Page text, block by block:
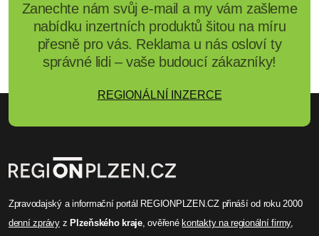
Zanechte nám svůj e-mail a my vám zašleme
nabídku inzertních produktů šitou na míru
přesně pro vás. Reklama u nás osloví ty
správné lidi – vaše budoucí zákazníky!
REGIONÁLNÍ INZERCE
Zpravodajský a informační portál REGIONPLZEN.CZ přináší od roku 2000
denní zprávyz Plzeňského kraje, ověřené kontakty na regionální firmy,